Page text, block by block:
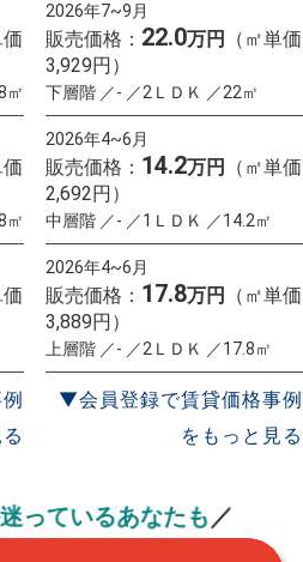
価
㎡
価
㎡
価
2026年7~9月
販売価格： 22.0万円
（㎡単価
3,929円）
下層階 ／- ／2ＬＤＫ ／22㎡
2026年4~6月
販売価格： 14.2万円
（㎡単価
2,692円）
中層階 ／- ／1ＬＤＫ ／14.2㎡
2026年4~6月
販売価格： 17.8万円
（㎡単価
3,889円）
上層階 ／- ／2ＬＤＫ ／17.8㎡
▼会員登録で賃貸価格事例
をもっと見る
迷っているあなたも／